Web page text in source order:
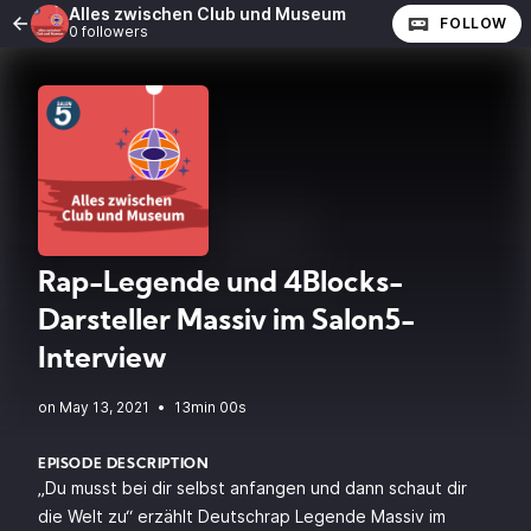
Alles zwischen Club und Museum
0 followers FOLLOW
Rap-Legende und 4Blocks-
Darsteller Massiv im Salon5-
Interview
• 13min 00s
EPISODE DESCRIPTION
„Du musst bei dir selbst anfangen und dann schaut dir
die Welt zu“ erzählt Deutschrap Legende Massiv im